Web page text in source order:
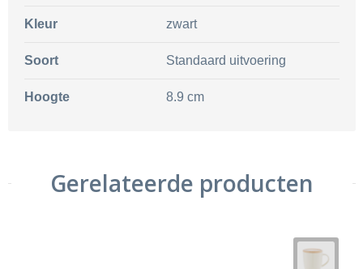
Kleur zwart
Soort Standaard uitvoering
Hoogte 8.9 cm
Gerelateerde producten